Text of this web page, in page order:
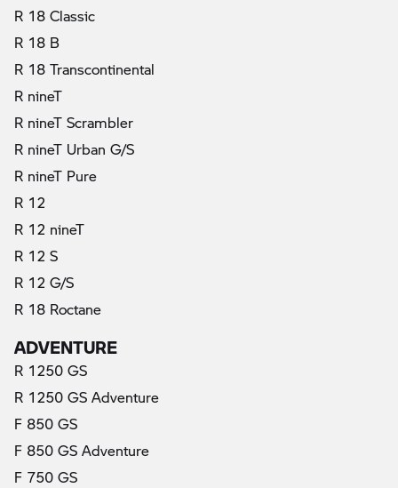
R 18 Classic
R 18 B
R 18 Transcontinental
R nineT
R nineT Scrambler
R nineT Urban G/S
R nineT Pure
R 12
R 12 nineT
R 12 S
R 12 G/S
R 18 Roctane
ADVENTURE
R 1250 GS
R 1250 GS Adventure
F 850 GS
F 850 GS Adventure
F 750 GS